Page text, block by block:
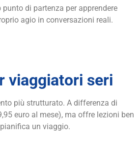
di partenza per apprendere
agio in conversazioni reali.
viaggiatori seri
più strutturato. A differenza di
euro al mese), ma offre lezioni ben
un viaggio.